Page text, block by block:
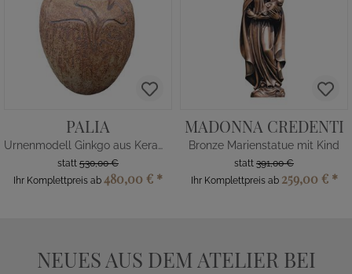
PALIA
Urnenmodell Ginkgo aus Keramik
statt 530,00 €
Ihr Komplettpreis ab 480,00 € *
MADONNA CREDENTI
Bronze Marienstatue mit Kind
statt 391,00 €
Ihr Komplettpreis ab 259,00 € *
NEUES AUS DEM ATELIER BEI